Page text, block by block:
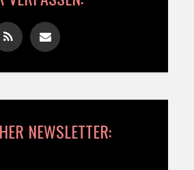
NEWSLETTER: